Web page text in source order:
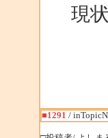
現
■1291 /